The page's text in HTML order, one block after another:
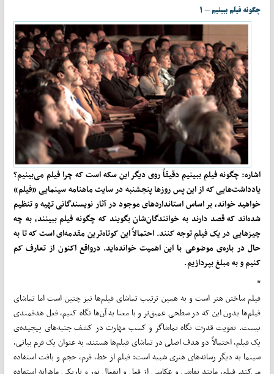
چگونه فیلم ببینیم - ۱
اشاره:چگونه فیلم ببینیم دقیقاً روی دیگر این سکه است که چرا فیلم می­‌بینیم؟
یادداشت­‌هایی که از این پس روزها پنجشنبه در سایت ماهنامه سینمایی «فیلم»
خواهید خواند، بر اساس استاندارد‌های موجود در آثار نویسندگانی تهیه و تنظیم
شده‌­اند که قصد دارند به خوانندگان‌شان بگویند که چگونه فیلم ببینند، به چه
چیزهایی در یک فیلم توجه کنند. احتمالاً این کوتاه‌­ترین مقدمه‌­ای است که تا به
حال در باره‌ی موضوعی با این اهمیت خوانده‌­اید. درواقع اکنون از تعارف کم
کنیم و به مبلغ بپردازیم.
*
فیلم ساختن هنر است و به همین ترتیب تماشای فیلم‌­ها نیز چنین است اما تماشای
فیلم­‌ها بدون این که در سطحی عمیق‌­تر و با معنا به آن­‌ها نگاه کنیم، فعل هدفمندی
نیست. تقویت قدرت نگاه تماشاگر و کسب مهارت در کشف جنبه­‌های پیچیده‌ی
یک فیلم، احتمالاً دو هدف اصلی در تماشای فیلم­‌ها هستند. به عنوان یک فرم بیانی،
سینما به دیگر رسانه­‌های هنری شبیه است: فیلم از خط، فرم، حجم و بافت استفاده